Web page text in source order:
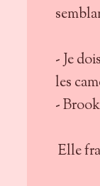
- Je
les
-
Elle